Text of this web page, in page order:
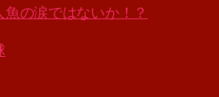
の涙ではないか！？